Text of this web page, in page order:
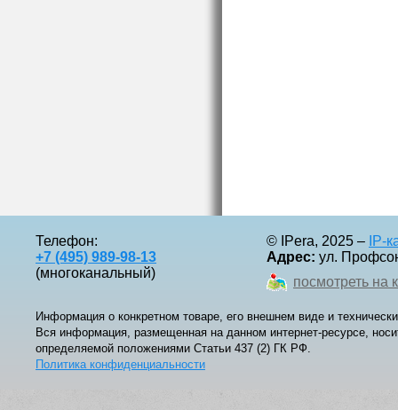
Телефон:
+7 (495) 989-98-13
(многоканальный)
© IPera, 2025 – IP-
Адрес: ул.
посмотреть на
Информация о конкретном товаре, его внешнем виде и
Вся информация, размещенная на данном интернет-ресурсе,
определяемой положениями Статьи 437 (2) ГК РФ.
Политика конфиденциальности